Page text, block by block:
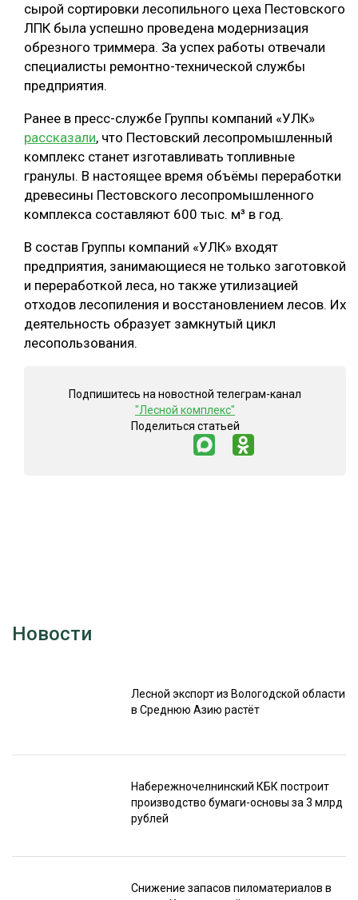
КОМПЛЕКСНАЯ ПЕРЕРАБОТКА
ЛЕСОПИЛЕНИЕ
ДЕРЕВЯННОЕ ДОМОСТРОЕНИЕ
БЕЗОПАСНОЕ ПРОИЗВОДСТВО
СОРТИРОВКА ДРЕВЕСИНЫ
СУШКА ДРЕВЕСИНЫ
МЕБЕЛЬНОЕ ПРОИЗВОДСТВО
сырой сортировки лесопильного цеха Пестовского
ЛПК была успешно проведена модернизация
обрезного триммера. За успех работы отвечали
специалисты ремонтно-технической службы
предприятия.
Ранее в пресс-службе Группы компаний «УЛК»
рассказали, что Пестовский лесопромышленный
комплекс станет изготавливать топливные
гранулы. В настоящее время объёмы переработки
древесины Пестовского лесопромышленного
комплекса составляют 600 тыс. м³ в год.
В состав Группы компаний «УЛК» входят
предприятия, занимающиеся не только заготовкой
и переработкой леса, но также утилизацией
отходов лесопиления и восстановлением лесов. Их
деятельность образует замкнутый цикл
лесопользования.
Подпишитесь на новостной телеграм-канал
"Лесной комплекс"
Поделиться статьей
Новости
Лесной экспорт из Вологодской области
в Среднюю Азию растёт
Набережночелнинский КБК построит
производство бумаги-основы за 3 млрд
рублей
Снижение запасов пиломатериалов в